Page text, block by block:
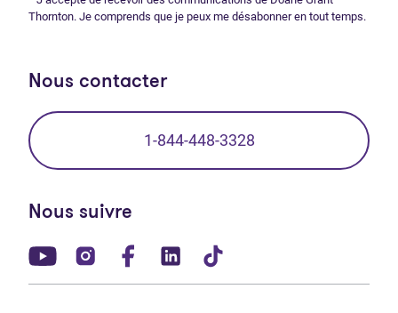
Thornton. Je comprends que je peux me désabonner en tout temps.
Nous contacter
1-844-448-3328
Nous suivre
(Ouvre dans un nouvel onglet)
(Ouvre dans un nouvel onglet)
(Ouvre dans un nouvel onglet)
(Ouvre dans un nouvel